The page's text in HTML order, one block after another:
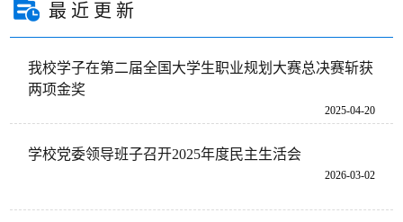
最近更新
我校学子在第二届全国大学生职业规划大赛总决赛斩获
两项金奖
2025-04-20
学校党委领导班子召开2025年度民主生活会
2026-03-02